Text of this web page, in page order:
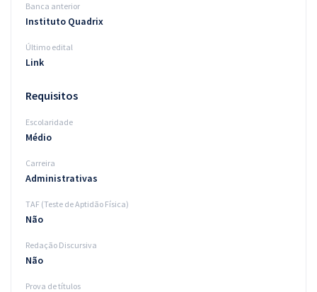
Banca anterior
Instituto Quadrix
Último edital
Link
Requisitos
Escolaridade
Médio
Carreira
Administrativas
TAF (Teste de Aptidão Física)
Não
Redação Discursiva
Não
Prova de títulos